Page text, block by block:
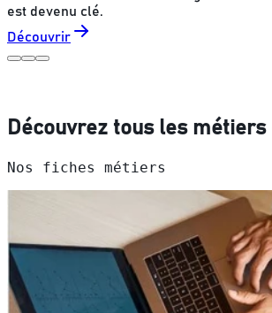
Découvrez tous les
Nos fiches métiers